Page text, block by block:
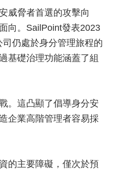
威脅者首選的攻擊向
向。SailPoint發表2023
仍處於身分管理旅程的
基礎治理功能涵蓋了組
。這凸顯了倡導身分安
企業高階管理者容易採
的主要障礙，僅次於預